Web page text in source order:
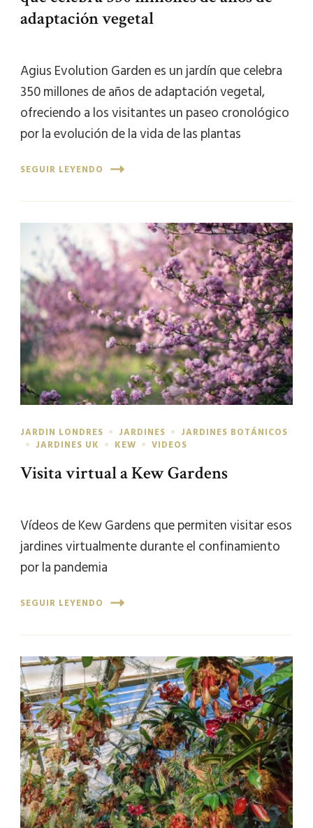
adaptación vegetal
Agius Evolution Garden es un jardín que celebra
350 millones de años de adaptación vegetal,
ofreciendo a los visitantes un paseo cronológico
por la evolución de la vida de las plantas
SEGUIR LEYENDO
JARDIN LONDRES JARDINES
JARDINES BOTÁNICOS
JARDINES UK
KEW VIDEOS
Visita virtual a Kew Gardens
Vídeos de Kew Gardens que permiten visitar esos
jardines virtualmente durante el confinamiento
por la pandemia
SEGUIR LEYENDO